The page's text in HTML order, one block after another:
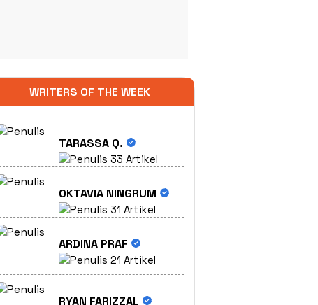
WRITERS OF THE WEEK
TARASSA Q.
33 Artikel
OKTAVIA NINGRUM
31 Artikel
ARDINA PRAF
21 Artikel
RYAN FARIZZAL